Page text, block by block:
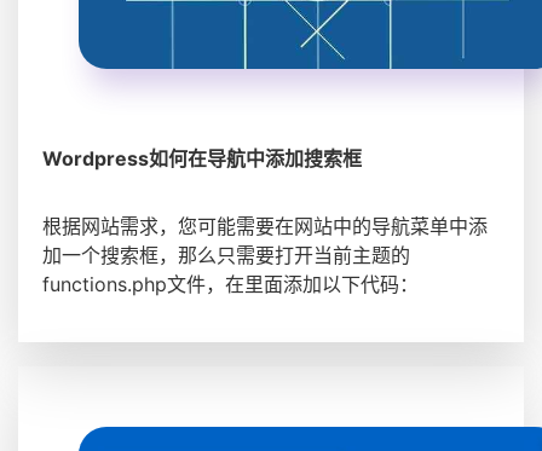
Wordpress如何在导航中添加搜索框
根据网站需求，您可能需要在网站中的导航菜单中添
加一个搜索框，那么只需要打开当前主题的
functions.php文件，在里面添加以下代码：